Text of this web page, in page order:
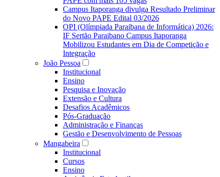
Campus Itaporanga divulga Resultado Preliminar
do Novo PAPE Edital 03/2026
OPI (Olímpiada Paraibana de Informática) 2026:
IF Sertão Paraibano Campus Itaporanga
Mobilizou Estudantes em Dia de Competição e
Integração
João Pessoa
Institucional
Ensino
Pesquisa e Inovação
Extensão e Cultura
Desafios Acadêmicos
Pós-Graduação
Administração e Finanças
Gestão e Desenvolvimento de Pessoas
Mangabeira
Institucional
Cursos
Ensino